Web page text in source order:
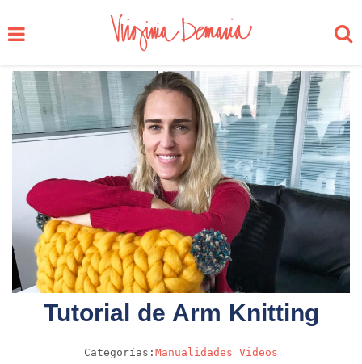
Tutorial de Arm Knitting
Categorías: Manualidades Videos